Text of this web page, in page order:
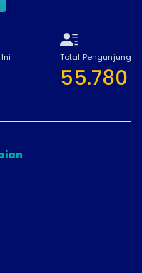
Total Pengunjung
55.780